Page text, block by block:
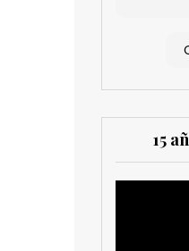
sector así como los
15